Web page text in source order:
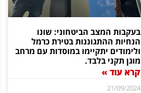
בעקבות המצב הביטחוני: שונו
הנחיות ההתגוננות בטירת כרמל
ולימודים יתקיימו במוסדות עם מרחב
מוגן תקני בלבד.
קרא עוד »
21/09/2024